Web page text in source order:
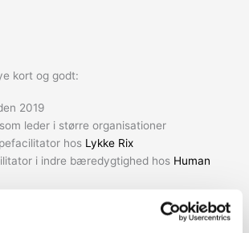
kort og godt:
2019
leder i større organisationer
hos Lykke Rix
i indre bæredygtighed hos Human